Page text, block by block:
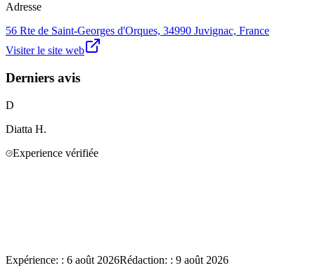
Adresse
56 Rte de Saint-Georges d'Orques, 34990 Juvignac, France
Visiter le site web
Derniers avis
D
Diatta H.
Experience vérifiée
Expérience: : 6 août 2026Rédaction: : 9 août 2026